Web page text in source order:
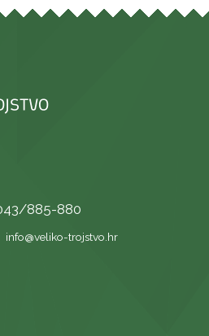
885-880
info@veliko-trojstvo.hr